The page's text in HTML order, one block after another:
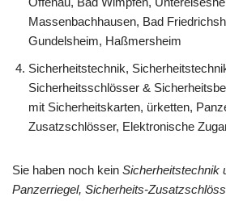
Massenbachhausen, Bad
Gundelsheim, Haßmersheim
Sicherheitstechnik,
Sicherheitsschlösser &
mit Sicherheitskarten, ürketten,
Zusatzschlösser, Elektronische
Sie haben noch kein Sicherheitstechnik
Panzerriegel, Sicherheits-